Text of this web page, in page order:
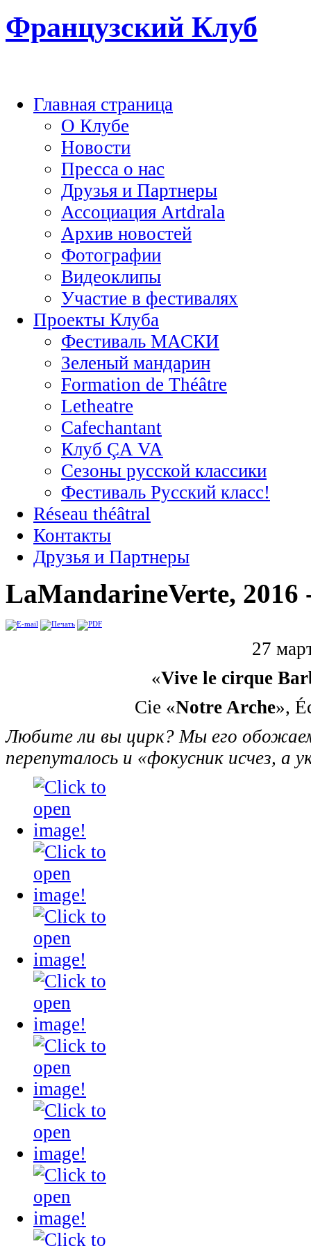
Французский Клуб
Главная страница
О Клубе
Новости
Пресса о нас
Друзья и Партнеры
Ассоциация Artdrala
Архив новостей
Фотографии
Видеоклипы
Участие в фестивалях
Проекты Клуба
Фестиваль МАСКИ
Зеленый мандарин
Formation de Théâtre
Letheatre
Cafechantant
Клуб ÇA VA
Сезоны русской классики
Фестиваль Русский класс!
Réseau théâtral
Контакты
Друзья и Партнеры
LaMandarineVerte, 2016
27
«Vive le cirque
Cie «Notre Arche»,
Любите ли вы цирк? Мы его
перепуталось и «фокусник исчез, а